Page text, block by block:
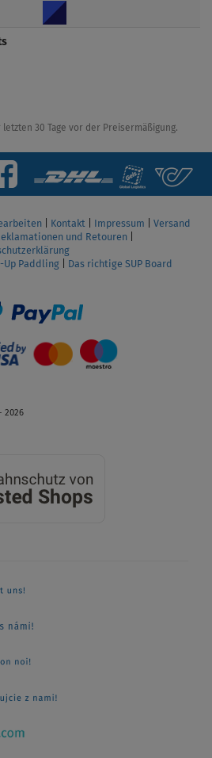
30 Tage vor der Preisermäßigung.
Kontakt Impressum
Versand
und Retouren
Up Paddling
Das richtige SUP Board
2026